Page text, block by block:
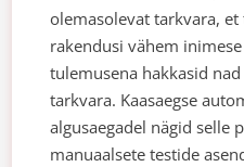
olemasolevat tarkvara,
rakendusi vähem
tulemusena hakkasid
tarkvara. Kaasaegse
algusaegadel nägid selle
manuaalsete testide